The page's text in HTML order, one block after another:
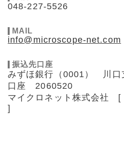
048-227-5526
MAIL
info@microscope-net.com
振込先口座
みずほ銀行（0001） 川
口座 2060520
マイクロネット株式会社 [
]